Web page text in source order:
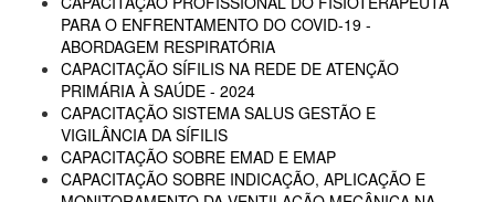
PARA O ENFRENTAMENTO DO COVID-19 -
ABORDAGEM RESPIRATÓRIA
CAPACITAÇÃO SÍFILIS NA REDE DE ATENÇÃO
PRIMÁRIA À SAÚDE - 2024
CAPACITAÇÃO SISTEMA SALUS GESTÃO E
VIGILÂNCIA DA SÍFILIS
CAPACITAÇÃO SOBRE EMAD E EMAP
CAPACITAÇÃO SOBRE INDICAÇÃO, APLICAÇÃO E